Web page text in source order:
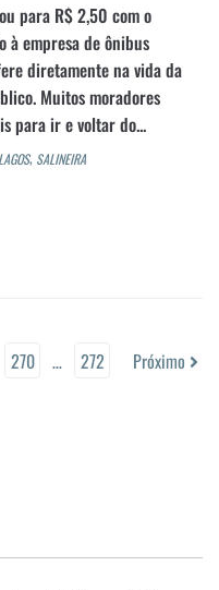
para R$ 2,50 com o
empresa de ônibus
diretamente na vida da
Muitos moradores
para ir e voltar do...
, SALINEIRA
270 … 272 Próximo